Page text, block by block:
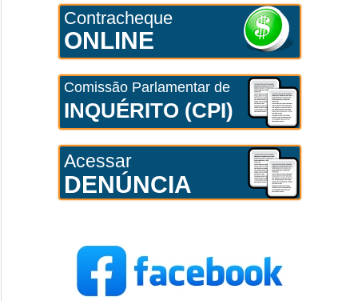
Contracheque
ONLINE
Comissão Parlamentar de
INQUÉRITO (CPI)
Acessar
DENÚNCIA